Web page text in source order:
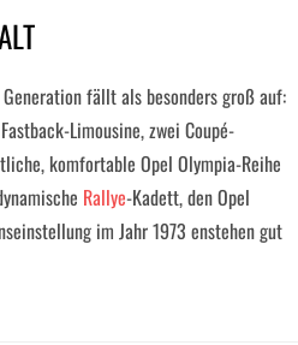
fällt als besonders groß auf:
Limousine, zwei Coupé-
komfortable Opel Olympia-Reihe
Rallye-Kadett, den Opel
im Jahr 1973 enstehen gut